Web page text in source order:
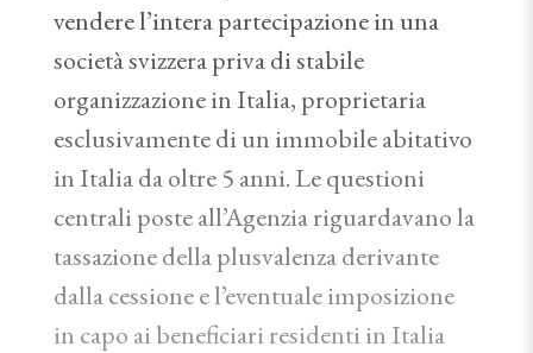
vendere l’intera partecipazione in una
società svizzera priva di stabile
organizzazione in Italia, proprietaria
esclusivamente di un immobile abitativo
in Italia da oltre 5 anni. Le questioni
centrali poste all’Agenzia riguardavano la
tassazione della plusvalenza derivante
dalla cessione e l’eventuale imposizione
in capo ai beneficiari residenti in Italia